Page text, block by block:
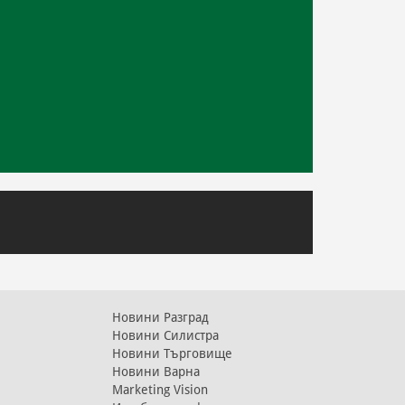
Новини Разград
Новини Силистра
Новини Търговище
Новини Варна
Marketing Vision